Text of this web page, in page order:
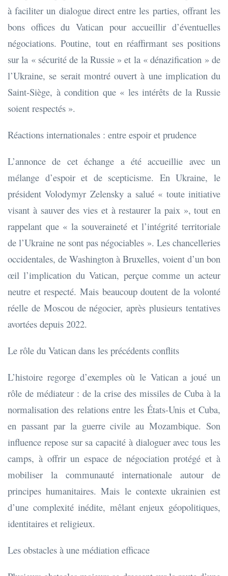
à faciliter un dialogue direct entre les parties, offrant les
bons offices du Vatican pour accueillir d’éventuelles
négociations. Poutine, tout en réaffirmant ses positions
sur la « sécurité de la Russie » et la « dénazification » de
l’Ukraine, se serait montré ouvert à une implication du
Saint-Siège, à condition que « les intérêts de la Russie
soient respectés ».
Réactions internationales : entre espoir et prudence
L’annonce de cet échange a été accueillie avec un
mélange d’espoir et de scepticisme. En Ukraine, le
président Volodymyr Zelensky a salué « toute initiative
visant à sauver des vies et à restaurer la paix », tout en
rappelant que « la souveraineté et l’intégrité territoriale
de l’Ukraine ne sont pas négociables ». Les chancelleries
occidentales, de Washington à Bruxelles, voient d’un bon
œil l’implication du Vatican, perçue comme un acteur
neutre et respecté. Mais beaucoup doutent de la volonté
réelle de Moscou de négocier, après plusieurs tentatives
avortées depuis 2022.
Le rôle du Vatican dans les précédents conflits
L’histoire regorge d’exemples où le Vatican a joué un
rôle de médiateur : de la crise des missiles de Cuba à la
normalisation des relations entre les États-Unis et Cuba,
en passant par la guerre civile au Mozambique. Son
influence repose sur sa capacité à dialoguer avec tous les
camps, à offrir un espace de négociation protégé et à
mobiliser la communauté internationale autour de
principes humanitaires. Mais le contexte ukrainien est
d’une complexité inédite, mêlant enjeux géopolitiques,
identitaires et religieux.
Les obstacles à une médiation efficace